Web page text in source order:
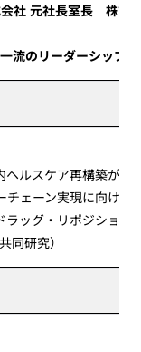
社 元社長室長 株式
流のリーダーシップ
ルスケア再構築が意
ェーン実現に向けた
ッグ・リポジショニ
研究）